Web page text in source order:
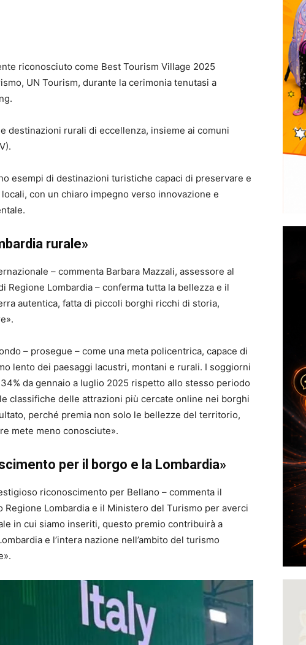
riconosciuto come Best Tourism Village 2025
UN Tourism, durante la cerimonia tenutasi a
destinazioni rurali di eccellenza, insieme ai comuni
esempi di destinazioni turistiche capaci di preservare e
con un chiaro impegno verso innovazione e
rurale»
– commenta Barbara Mazzali, assessore al
Regione Lombardia – conferma tutta la bellezza e il
autentica, fatta di piccoli borghi ricchi di storia,
– prosegue – come una meta policentrica, capace di
lento dei paesaggi lacustri, montani e rurali. I soggiorni
da gennaio a luglio 2025 rispetto allo stesso periodo
classifiche delle attrazioni più cercate online nei borghi
perché premia non solo le bellezze del territorio,
mete meno conosciute».
per il borgo e la Lombardia»
riconoscimento per Bellano – commenta il
Regione Lombardia e il Ministero del Turismo per averci
in cui siamo inseriti, questo premio contribuirà a
e l’intera nazione nell’ambito del turismo